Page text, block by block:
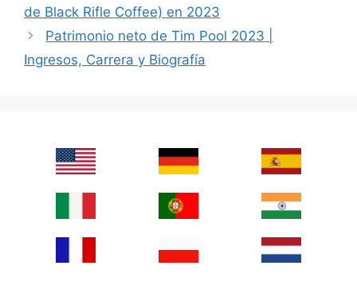
de Black Rifle Coffee) en 2023
Patrimonio neto de Tim Pool 2023 |
Ingresos, Carrera y Biografía